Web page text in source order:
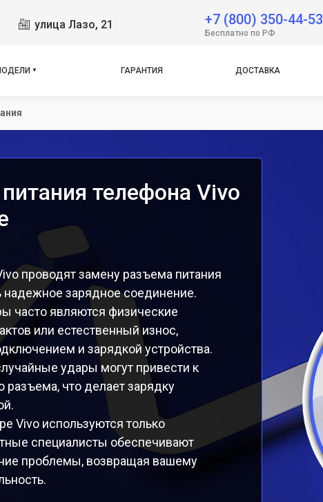
улица Лазо, 21 +7 (800) 350-44-53
Бесплатно по РФ
V21e
V23e
Y12
ГАРАНТИЯ ДОСТАВКА
телефона Vivo
проводят замену разъема питания
надежное зарядное соединение.
часто являются физические
или естественный износ,
и зарядкой устройства.
удары могут привести к
что делает зарядку
Vivo используются только
специалисты обеспечивают
проблемы, возвращая вашему